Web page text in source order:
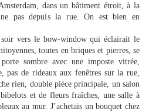
dans un bâtiment étroit, à la
pas depuis la rue. On est bien en
soir vers le bow-window qui éclairait le
toutes en briques et pierres, se
sombre avec une imposte vitrée,
pas de rideaux aux fenêtres sur la rue,
rien, double pièce principale, un salon
et de fleurs fraîches, une salle à
au mur. J’achetais un bouquet chez